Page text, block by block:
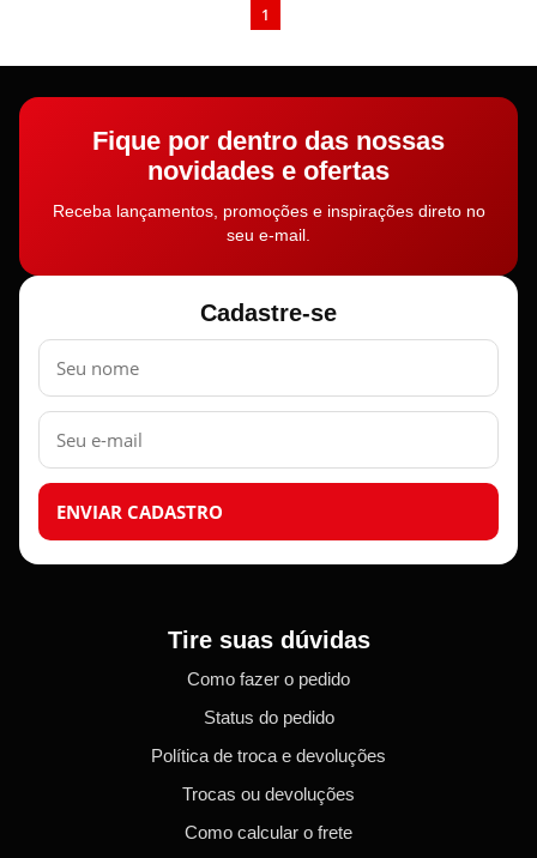
1
Fique por dentro das nossas
novidades e ofertas
Receba lançamentos, promoções e inspirações direto no
seu e-mail.
Cadastre-se
Nome
E-
mail
ENVIAR CADASTRO
Tire suas dúvidas
Como fazer o pedido
Status do pedido
Política de troca e devoluções
Trocas ou devoluções
Como calcular o frete